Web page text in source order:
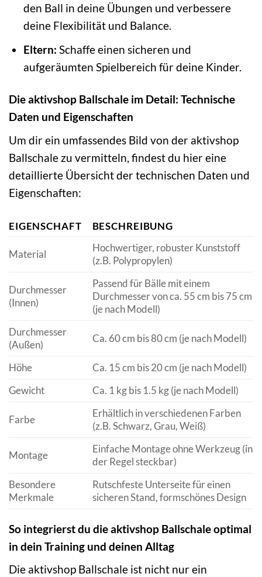
den Ball in deine Übungen und verbessere
deine Flexibilität und Balance.
Eltern: Schaffe einen sicheren und
aufgeräumten Spielbereich für deine Kinder.
Die aktivshop Ballschale im Detail: Technische
Daten und Eigenschaften
Um dir ein umfassendes Bild von der aktivshop
Ballschale zu vermitteln, findest du hier eine
detaillierte Übersicht der technischen Daten und
Eigenschaften:
EIGENSCHAFT BESCHREIBUNG
Material
Hochwertiger, robuster Kunststoff
(z.B. Polypropylen)
Durchmesser
(Innen)
Passend für Bälle mit einem
Durchmesser von ca. 55 cm bis 75 cm
(je nach Modell)
Durchmesser
(Außen)
Ca. 60 cm bis 80 cm (je nach Modell)
Höhe
Ca. 15 cm bis 20 cm (je nach Modell)
Gewicht
Ca. 1 kg bis 1.5 kg (je nach Modell)
Farbe
Erhältlich in verschiedenen Farben
(z.B. Schwarz, Grau, Weiß)
Montage
Einfache Montage ohne Werkzeug (in
der Regel steckbar)
Besondere
Merkmale
Rutschfeste Unterseite für einen
sicheren Stand, formschönes Design
So integrierst du die aktivshop Ballschale optimal
in dein Training und deinen Alltag
Die aktivshop Ballschale ist nicht nur ein